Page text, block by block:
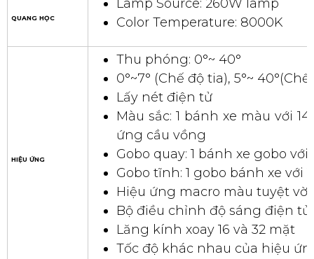
QUANG HỌC
Lamp Source: 260W lamp
Color Temperature: 8000K
HIỆU ỨNG
Thu phóng: 0°~ 40°
0°~7° (Chế độ tia), 5°~
Lấy nét điện tử
Màu sắc: 1 bánh xe màu với
ứng cầu vồng
Gobo quay: 1 bánh xe gobo
Gobo tĩnh: 1 gobo bánh xe với
Hiệu ứng macro màu tuyệt vời
Bộ điều chỉnh độ sáng điện tử
Lăng kính xoay 16 và 32 mặt
Tốc độ khác nhau của hiệu